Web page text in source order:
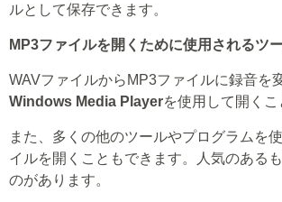
ルとして保存できます。
MP3ファイルを開くために使用されるツ
WAVファイルからMP3ファイルに録音を
Windows Media Playerを使用して開くこ
また、多くの他のツールやプログラムを
イルを開くこともできます。人気のある
のがあります。